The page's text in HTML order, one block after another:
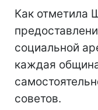
Как отметила
социальной
каждая
советов.